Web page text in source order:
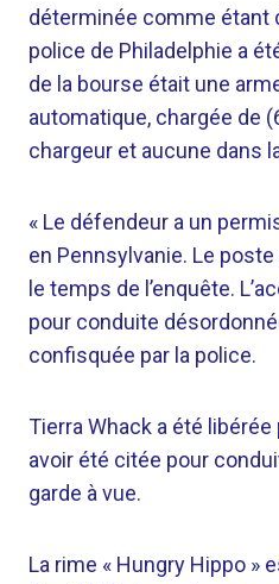
déterminée comme étant
police de Philadelphie a
de la bourse était une
automatique, chargée de
chargeur et aucune dans
« Le défendeur a un
en Pennsylvanie. Le
le temps de l’enquête.
pour conduite
confisquée par la police.
Tierra Whack a été
avoir été citée pour
garde à vue.
La rime « Hungry Hippo »